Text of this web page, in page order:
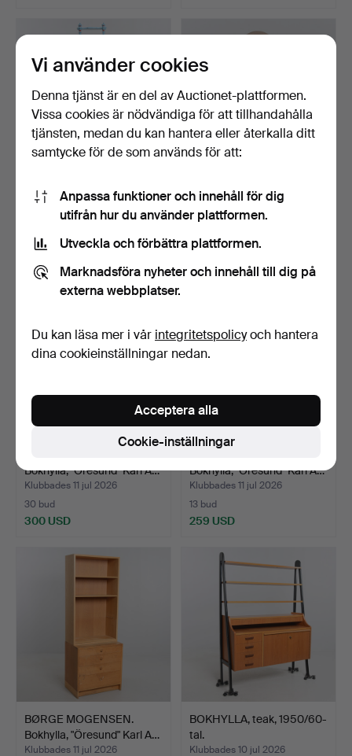
ETAGÈRE, 1800-tal.
Klubbades 13 jul 2026
2 bud
VÄGGVITRIN, 1900-talets
Klubbades 13 jul 2026
3 bud
Bokhylla, "Öresund" Karl A…
Klubbades 11 jul 2026
30 bud
300 USD
Bokhylla, "Öresund" Karl A…
Klubbades 11 jul 2026
13 bud
259 USD
BØRGE MOGENSEN.
Bokhylla, "Öresund" Karl A…
Klubbades 11 jul 2026
BOKHYLLA, teak, 1950/60-
tal.
Klubbades 10 jul 2026
Vi använder cookies
Denna tjänst är en del av Auctionet-plattformen.
Vissa cookies är nödvändiga för att tillhandahålla
tjänsten, medan du kan hantera eller återkalla ditt
samtycke för de som används för att:
Anpassa funktioner och innehåll för dig
utifrån hur du använder plattformen.
Utveckla och förbättra plattformen.
Marknadsföra nyheter och innehåll till dig på
externa webbplatser.
Du kan läsa mer i vår integritetspolicyoch hantera
dina cookieinställningar nedan.
Cookie-inställningar
Acceptera alla